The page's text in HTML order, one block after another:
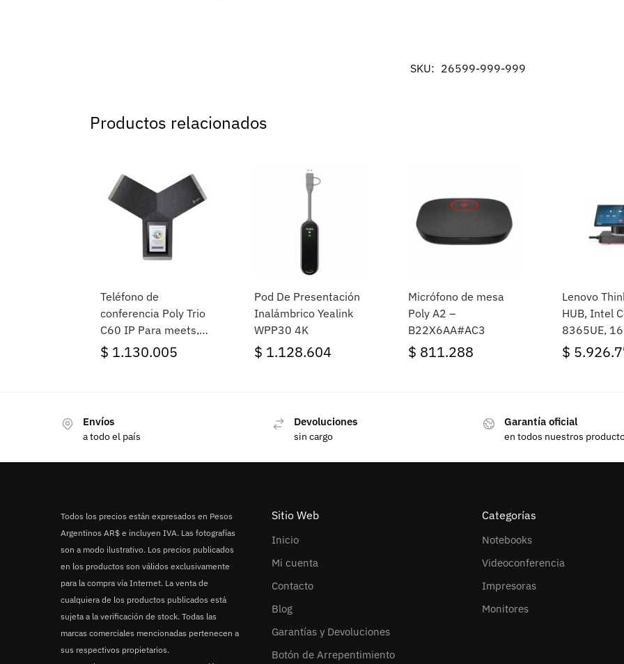
SKU: 26599-999-999
Productos relacionados
Teléfono de
conferencia Poly Trio
C60 IP Para meets,
radio completa.
$ 1.130.005
Pod De Presentación
Inalámbrico Yealink
WPP30 4K
$ 1.128.604
Micrófono de mesa
Poly A2 –
B22X6AA#AC3
$ 811.288
Lenovo
HUB, Intel
8365UE,
256GB SSD
$
Envíos
a todo el país
Devoluciones
sin cargo
Garantía oficial
en todos nuestros
Todos los precios están expresados en Pesos
Argentinos AR$ e incluyen IVA. Las fotografías
son a modo ilustrativo. Los precios publicados
en los productos son válidos exclusivamente
para la compra vía Internet. La venta de
cualquiera de los productos publicados está
sujeta a la verificación de stock. Todas las
marcas comerciales mencionadas pertenecen a
sus respectivos propietarios.
Sitio Web
Inicio
Mi cuenta
Contacto
Blog
Garantías y Devoluciones
Botón de Arrepentimiento
Categorías
Notebooks
Videoconferencia
Impresoras
Monitores